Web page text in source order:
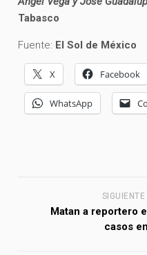
Tabasco
Fuente: El Sol de México
X Facebook
WhatsApp
Matan a reportero
casos